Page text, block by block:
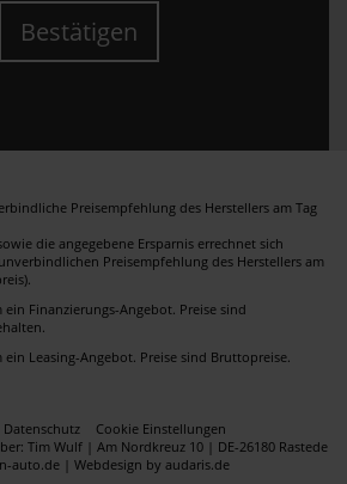
Bestätigen
Preisempfehlung des Herstellers am Tag
die angegebene Ersparnis errechnet sich
Preisempfehlung des Herstellers am
Finanzierungs-Angebot. Preise sind
Leasing-Angebot. Preise sind Bruttopreise.
Datenschutz
Cookie Einstellungen
Tim Wulf | Am Nordkreuz 10 | DE-26180 Rastede
auto.de | Webdesign by audaris.de